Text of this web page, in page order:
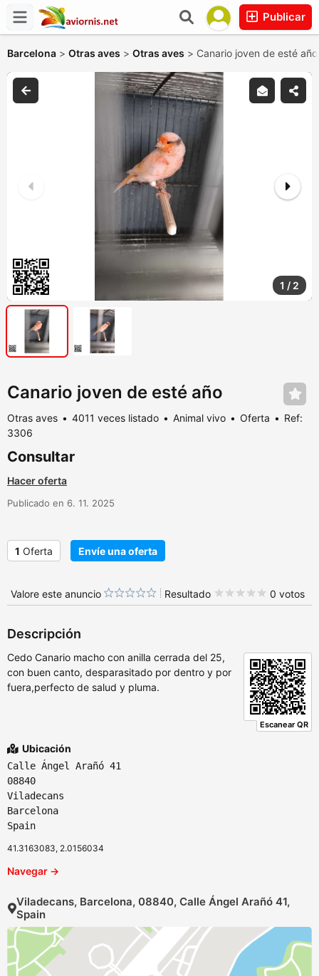
Publicar
Barcelona > Otras aves > Otras aves > Canario joven de esté
1 / 2
Canario joven de esté año
Otras aves 4011 veces listado Animal vivo Oferta
Ref:
3306
Consultar
Hacer oferta
Publicado en 6. 11. 2025
1 Oferta Envíe una oferta
Valore este anuncio Resultado 0 votos
Descripción
Escanear QR
Cedo Canario macho con anilla cerrada del 25,
con buen canto, desparasitado por dentro y por
fuera,perfecto de salud y pluma.
Ubicación
Calle Ángel Arañó 41
08840
Viladecans
Barcelona
Spain
41.3163083, 2.0156034
Navegar →
Viladecans, Barcelona, 08840, Calle Ángel Arañó 41,
Spain